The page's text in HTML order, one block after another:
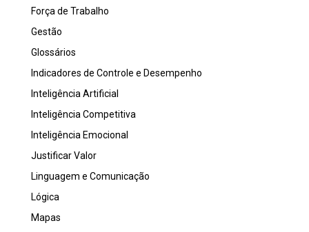
Força de Trabalho
Gestão
Glossários
Indicadores de Controle e Desempenho
Inteligência Artificial
Inteligência Competitiva
Inteligência Emocional
Justificar Valor
Linguagem e Comunicação
Lógica
Mapas